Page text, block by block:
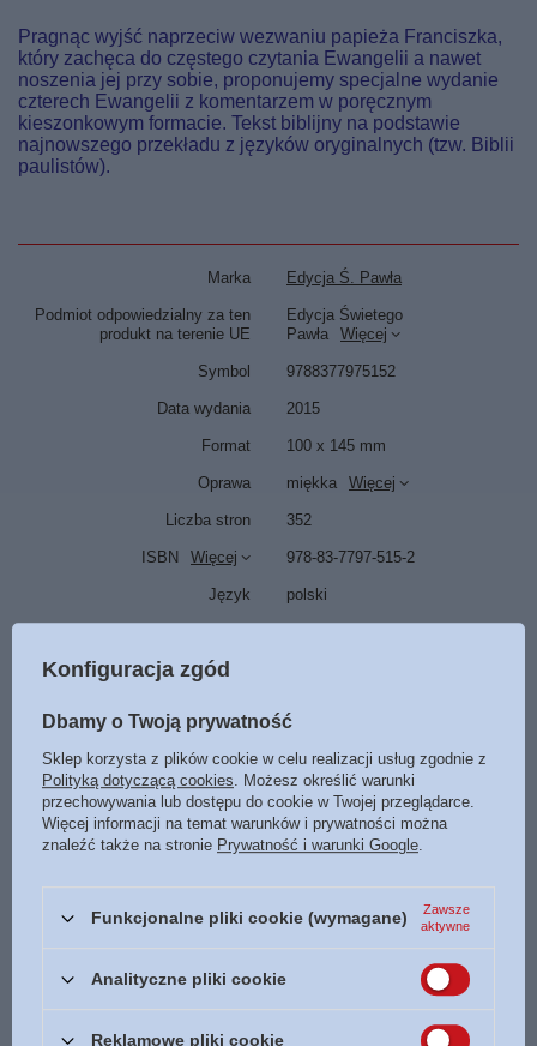
Pragnąc wyjść naprzeciw wezwaniu papieża Franciszka,
który zachęca do częstego czytania Ewangelii a nawet
noszenia jej przy sobie, proponujemy specjalne wydanie
czterech Ewangelii z komentarzem w poręcznym
kieszonkowym formacie. Tekst biblijny na podstawie
najnowszego przekładu z języków oryginalnych (tzw. Biblii
paulistów).
Marka Edycja Ś. Pawła
Podmiot odpowiedzialny za ten
produkt na terenie UE
Edycja Świetego
Pawła
Więcej
Symbol 9788377975152
Data wydania 2015
Format 100 x 145 mm
Oprawa miękka Więcej
Liczba stron 352
ISBN Więcej 978-83-7797-515-2
Język polski
POLECAMY
4,50 zł szt.
OKAZJA
Kartka składana 21 z wersetem A tych, którzy Twe
2,25 zł / szt.
3,00 zł / szt.
Konfiguracja zgód
Dbamy o Twoją prywatność
Sklep korzysta z plików cookie w celu realizacji usług zgodnie z
Polityką dotyczącą cookies. Możesz określić warunki
przechowywania lub dostępu do cookie w Twojej przeglądarce.
Więcej informacji na temat warunków i prywatności można
znaleźć także na stronie Prywatność i warunki Google.
Funkcjonalne pliki cookie (wymagane)
Zawsze
aktywne
Analityczne pliki cookie
Reklamowe pliki cookie